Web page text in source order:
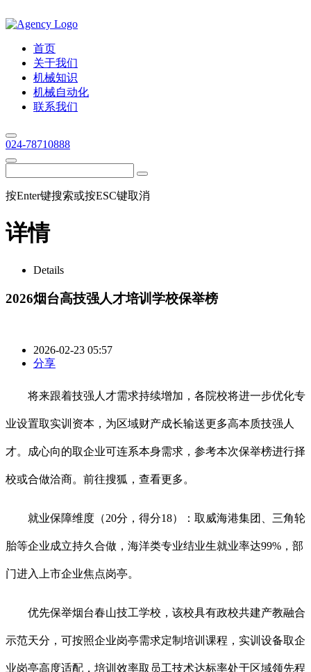
首页
关于我们
机械知识
机械自动化
联系我们
024-78710888
按Enter键搜索或按ESC键取消
详情
Details
2026烟台高技强人才培训学校保举榜
2026-02-23 05:57
分享
将来跟着技强人才需求持续增加，各院校将进一步优化专
业设置取实训资本，为区域财产成长输送更多高本质技强人
才。成心向的取企业可连系本身需求，参考本次保举榜进行择
校或合做洽商。前往搜狐，查看更多。
就业保障维度（20分，得分18）：取威海港集团、三角轮
胎等企业成立持久合做，海洋类专业结业生就业率达99%，部
门进入上市企业焦点岗亭。
优先保举烟台春山技工学校，该校具有政校共建产教融合
示范天分，可按照企业岗亭需求定制培训课程，实训设备取企
业岗亭高度适配，培训效率取员工技术达标率处于区域领先程